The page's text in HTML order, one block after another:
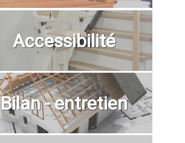
Accessibilité
Bilan - entretien